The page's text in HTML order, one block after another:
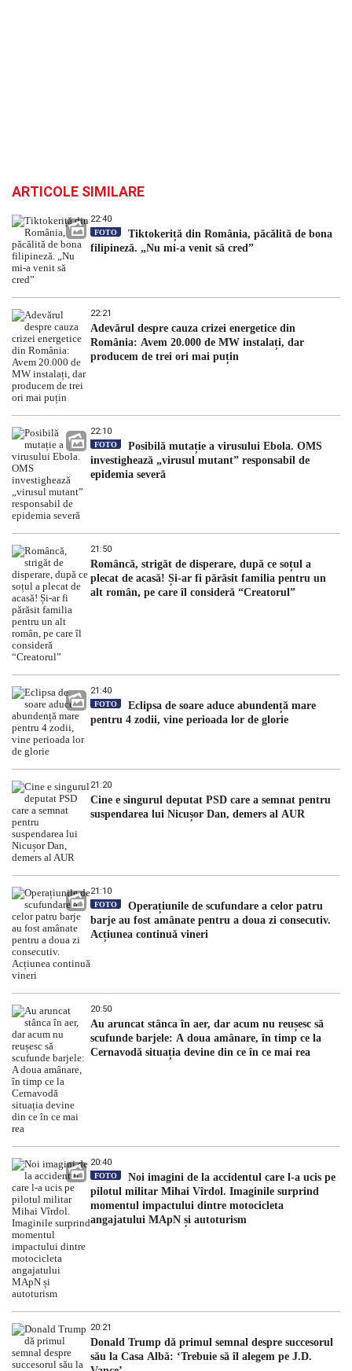
ARTICOLE SIMILARE
22:40
FOTO
Tiktokeriță din România, păcălită de bona
filipineză. „Nu mi-a venit să cred”
22:21
Adevărul despre cauza crizei energetice din
România: Avem 20.000 de MW instalați, dar
producem de trei ori mai puțin
22:10
FOTO
Posibilă mutație a virusului Ebola. OMS
investighează „virusul mutant” responsabil de
epidemia severă
21:50
Româncă, strigăt de disperare, după ce soțul a
plecat de acasă! Și-ar fi părăsit familia pentru un
alt român, pe care îl consideră “Creatorul”
21:40
FOTO
Eclipsa de soare aduce abundență mare
pentru 4 zodii, vine perioada lor de glorie
21:20
Cine e singurul deputat PSD care a semnat pentru
suspendarea lui Nicușor Dan, demers al AUR
21:10
FOTO
Operațiunile de scufundare a celor patru
barje au fost amânate pentru a doua zi consecutiv.
Acțiunea continuă vineri
20:50
Au aruncat stânca în aer, dar acum nu reușesc să
scufunde barjele: A doua amânare, în timp ce la
Cernavodă situația devine din ce în ce mai rea
20:40
FOTO
Noi imagini de la accidentul care l-a ucis pe
pilotul militar Mihai Vîrdol. Imaginile surprind
momentul impactului dintre motocicleta
angajatului MApN și autoturism
20:21
Donald Trump dă primul semnal despre succesorul
său la Casa Albă: ‘Trebuie să îl alegem pe J.D.